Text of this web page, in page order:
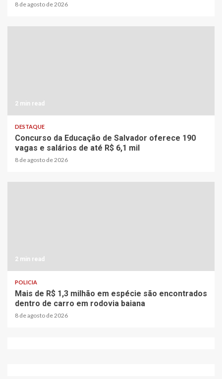
8 de agosto de 2026
2 min read
DESTAQUE
Concurso da Educação de Salvador oferece 190
vagas e salários de até R$ 6,1 mil
8 de agosto de 2026
2 min read
POLICIA
Mais de R$ 1,3 milhão em espécie são encontrados
dentro de carro em rodovia baiana
8 de agosto de 2026